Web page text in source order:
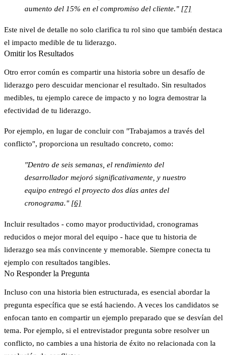
aumento del 15% en el compromiso del cliente." [7]
Este nivel de detalle no solo clarifica tu rol sino que también destaca
el impacto medible de tu liderazgo.
Omitir los Resultados
Otro error común es compartir una historia sobre un desafío de
liderazgo pero descuidar mencionar el resultado. Sin resultados
medibles, tu ejemplo carece de impacto y no logra demostrar la
efectividad de tu liderazgo.
Por ejemplo, en lugar de concluir con "Trabajamos a través del
conflicto", proporciona un resultado concreto, como:
"Dentro de seis semanas, el rendimiento del
desarrollador mejoró significativamente, y nuestro
equipo entregó el proyecto dos días antes del
cronograma." [6]
Incluir resultados - como mayor productividad, cronogramas
reducidos o mejor moral del equipo - hace que tu historia de
liderazgo sea más convincente y memorable. Siempre conecta tu
ejemplo con resultados tangibles.
No Responder la Pregunta
Incluso con una historia bien estructurada, es esencial abordar la
pregunta específica que se está haciendo. A veces los candidatos se
enfocan tanto en compartir un ejemplo preparado que se desvían del
tema. Por ejemplo, si el entrevistador pregunta sobre resolver un
conflicto, no cambies a una historia de éxito no relacionada con la